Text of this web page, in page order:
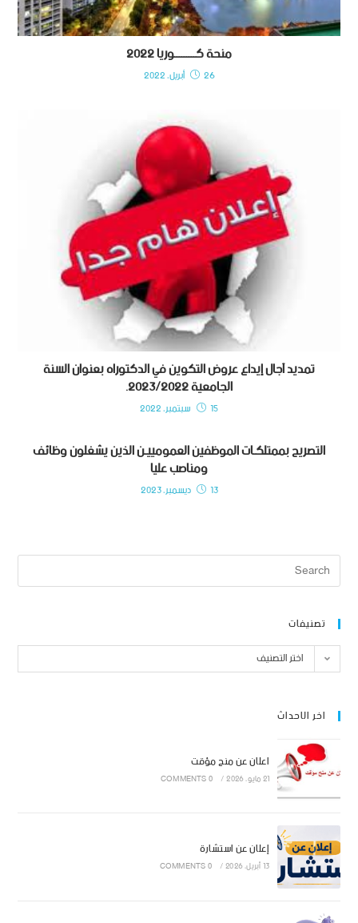
منحة كـــــــــوريا 2022
26 أبريل، 2022
تمديد آجال إيداع عروض التكوين في الدكتوراه بعنوان السنة
الجامعية 2023/2022.
15 سبتمبر، 2022
التصريح بممتلكـات الموظفين العمومييـن الذين يشغلون وظائف
ومناصب عليا
13 ديسمبر، 2023
تصنيفات
اختر التصنيف
اخر الاحداث
اعلان عن منح مؤقت
21 مايو، 2026 /
0 COMMENTS
إعلان عن استشارة
13 أبريل، 2026 /
0 COMMENTS